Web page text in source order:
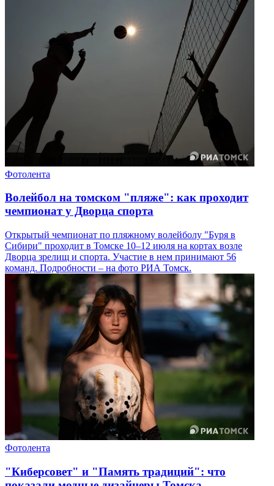
Фотолента
Волейбол на томском "пляже": как проходит
чемпионат у Дворца спорта
Открытый чемпионат по пляжному волейболу "Буря в
Сибири" проходит в Томске 10–12 июля на кортах возле
Дворца зрелищ и спорта. Участие в нем принимают 56
команд. Подробности – на фото РИА Томск.
Фотолента
"Киберсовет" и "Память традиций": что